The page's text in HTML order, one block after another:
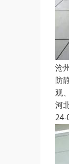
沧
防
观
河
24-